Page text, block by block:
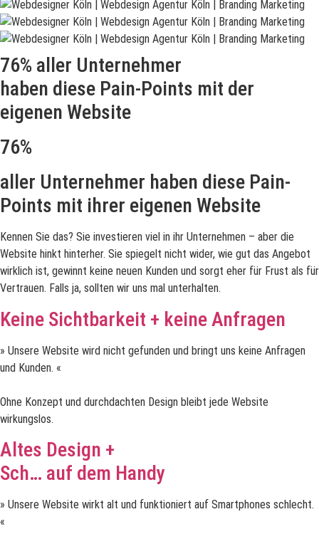
76% aller Unternehmer
haben diese Pain-Points mit der
eigenen Website
76%
aller Unternehmer haben diese Pain-
Points mit ihrer eigenen Website
Kennen Sie das? Sie investieren viel in ihr Unternehmen – aber die
Website hinkt hinterher. Sie spiegelt nicht wider, wie gut das Angebot
wirklich ist, gewinnt keine neuen Kunden und sorgt eher für Frust als für
Vertrauen. Falls ja, sollten wir uns mal unterhalten.
Keine Sichtbarkeit + keine Anfragen
» Unsere Website wird nicht gefunden und bringt uns keine Anfragen
und Kunden. «
Ohne Konzept und durchdachten Design bleibt jede Website
wirkungslos.
Altes Design +
Sch… auf dem Handy
» Unsere Website wirkt alt und funktioniert auf Smartphones schlecht.
«